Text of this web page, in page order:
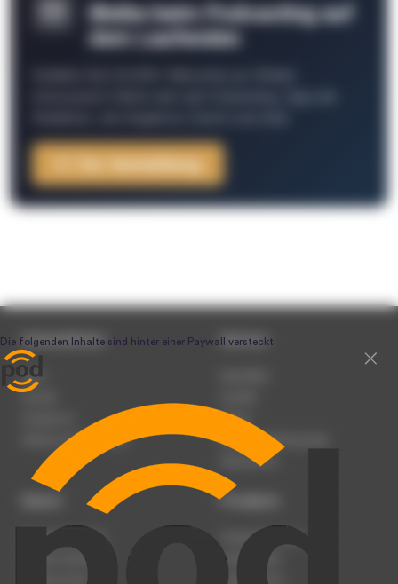
Bleibe beim Podcasting auf
dem Laufenden
Zur Anmeldung
Unternehmen
Team
Werben auf podcast.de
Service
Presse
Nutzungsbedingungen
Datenschutz
Podcast anmelden
Podcast hochladen
Podcast-Events
Produkte
Podcast-Beratung
Podcast-Jobs
Podcast-Push